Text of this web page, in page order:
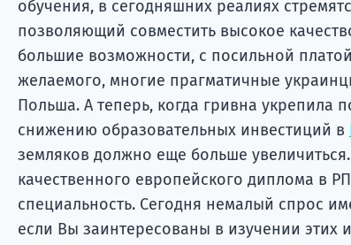
обучения, в сегодняшних реалиях
позволяющий совместить высокое
большие возможности, с посильной
желаемого, многие прагматичные
Польша. А теперь, когда гривна укрепила
снижению образовательных инвестиций в
земляков должно еще больше
качественного европейского диплома в
специальность. Сегодня немалый спрос
если Вы заинтересованы в изучении этих